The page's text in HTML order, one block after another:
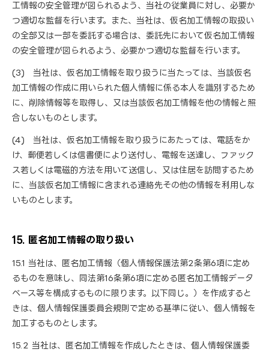
工情報の安全管理が図られるよう、当社の従業員に対し、必要か
つ適切な監督を行います。また、当社は、仮名加工情報の取扱い
の全部又は一部を委託する場合は、委託先において仮名加工情報
の安全管理が図られるよう、必要かつ適切な監督を行います。
(3) 当社は、仮名加工情報を取り扱うに当たっては、当該仮名
加工情報の作成に用いられた個人情報に係る本人を識別するため
に、削除情報等を取得し、又は当該仮名加工情報を他の情報と照
合しないものとします。
(4) 当社は、仮名加工情報を取り扱うにあたっては、電話をか
け、郵便若しくは信書便により送付し、電報を送達し、ファック
ス若しくは電磁的方法を用いて送信し、又は住居を訪問するため
に、当該仮名加工情報に含まれる連絡先その他の情報を利用しな
いものとします。
15. 匿名加工情報の取り扱い
15.1 当社は、匿名加工情報（個人情報保護法第2条第6項に定め
るものを意味し、同法第16条第6項に定める匿名加工情報データ
ベース等を構成するものに限ります。以下同じ。）を作成すると
きは、個人情報保護委員会規則で定める基準に従い、個人情報を
加工するものとします。
15.2 当社は、匿名加工情報を作成したときは、個人情報保護委